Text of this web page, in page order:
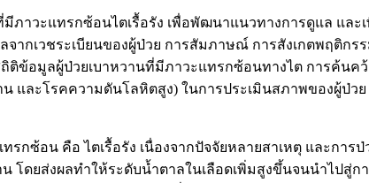
ภาวะแทรกซ้อนไตเรื้อรัง เพื่อพัฒนาแนวทางการดูแล แล
จากเวชระเบียนของผู้ป่วย การสัมภาษณ์ การสังเกตพฤติก
ข้อมูลผู้ป่วยเบาหวานที่มีภาวะแทรกซ้อนทางไต การค้นคว้
และโรคความดันโลหิตสูง) ในการประเมินสภาพของผู้ป่ว
ซ้อน คือ ไตเรื้อรัง เนื่องจากปัจจัยหลายสาเหตุ และการ
ยส่งผลทำให้ระดับน้ำตาลในเลือดเพิ่มสูงขึ้นจนนำไปสู่ก